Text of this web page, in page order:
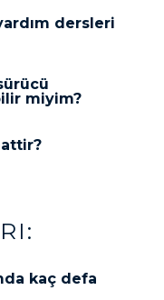
dersleri
miyim?
kaç defa